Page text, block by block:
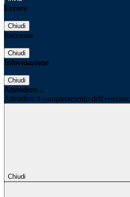
Errore
Chiudi
Successo
Chiudi
Informazione
Chiudi
Attendere...
Attendere il completamento
Chiudi